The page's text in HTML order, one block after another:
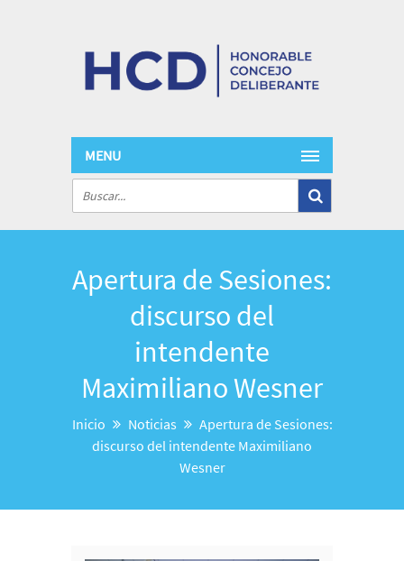
MENU
Apertura de Sesiones:
discurso del
intendente
Maximiliano Wesner
Inicio Noticias
Apertura de Sesiones:
discurso del intendente Maximiliano
Wesner